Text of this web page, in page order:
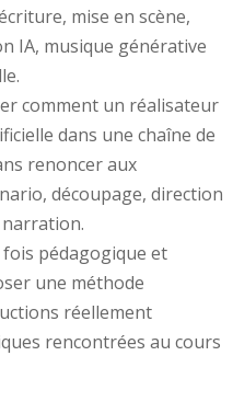
mise en scène,
IA, musique générative
comment un réalisateur
dans une chaîne de
renoncer aux
découpage, direction
pédagogique et
une méthode
réellement
rencontrées au cours